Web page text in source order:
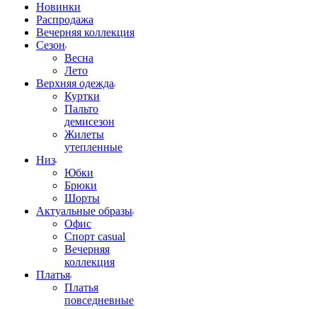
Новинки
Распродажа
Вечерняя коллекция
Сезон
Весна
Лето
Верхняя одежда
Куртки
Пальто
демисезон
Жилеты
утепленные
Низ
Юбки
Брюки
Шорты
Актуальные образы
Офис
Спорт casual
Вечерняя
коллекция
Платья
Платья
повседневные